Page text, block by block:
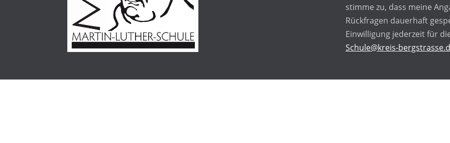
stimme zu, dass meine
Rückfragen dauerhaft
Einwilligung jederzeit für
Schule@kreis-